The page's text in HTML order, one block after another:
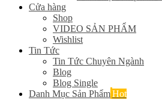
Cửa hàng
Shop
VIDEO SẢN PHẨM
Wishlist
Tin Tức
Tin Tức Chuyên Ngành
Blog
Blog Single
Danh Mục Sản PhẩmHot